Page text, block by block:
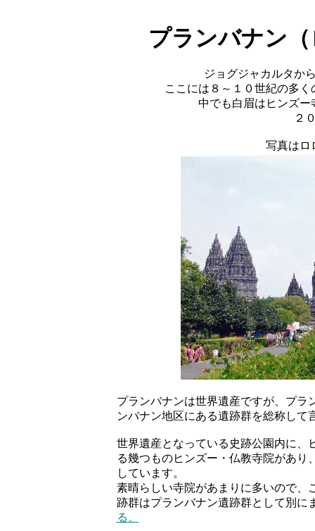
プランバナン
ジョグジャカルタか
ここには８～１０世紀の多
中でも白眉はヒンズ
２
写真はロ
プランバナンは世界遺産ですが、プラ
ンバナン地区にある遺跡群を総称して
世界遺産となっている史跡公園内に、
る幾つものヒンズー・仏教寺院があ
しています。
素晴らしい寺院があまりに多いので、
跡群はプランバナン遺跡群として別
る。